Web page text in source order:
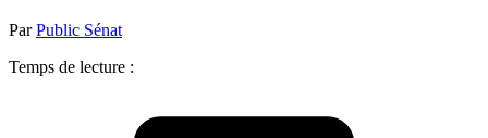
ParPublic Sénat
Temps de lecture :